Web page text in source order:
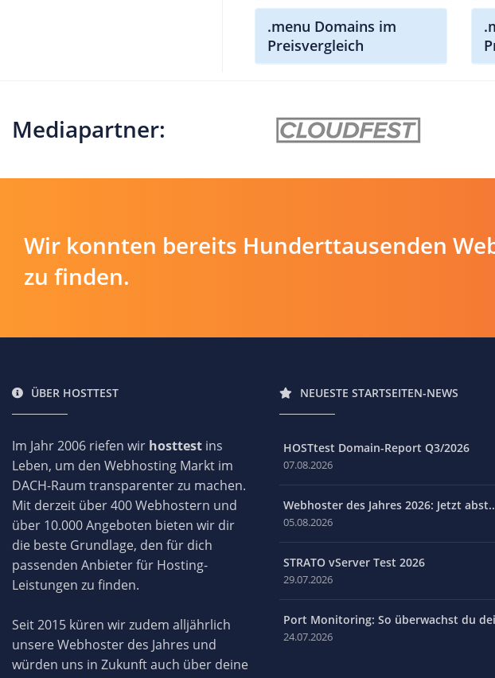
.menu Domains im
Preisvergleich
Mediapartner:
Wir konnten bereits Hunderttausenden
zu finden.
ÜBER HOSTTEST
Im Jahr 2006 riefen wir hosttest ins
Leben, um den Webhosting Markt im
DACH-Raum transparenter zu machen.
Mit derzeit über 400 Webhostern und
über 10.000 Angeboten bieten wir dir
die beste Grundlage, den für dich
passenden Anbieter für Hosting-
Leistungen zu finden.
Seit 2015 küren wir zudem alljährlich
unsere Webhoster des Jahres und
würden uns in Zukunft auch über deine
NEUESTE STARTSEITEN-NEWS
HOSTtest Domain-Report Q3/2026
07.08.2026
Webhoster des Jahres 2026: Jetzt
05.08.2026
STRATO vServer Test 2026
29.07.2026
Port Monitoring: So überwachst du
24.07.2026